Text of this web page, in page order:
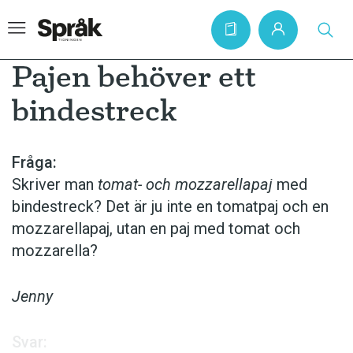
Artiklar
Krönikor
Språkfrågor
Skrivtips
Kviss
Pajen behöver ett
bindestreck
Fråga:
Skriver man tomat- och mozza­rellapaj med
binde­streck? Det är ju inte en tomatpaj och en
mozzarellapaj, utan en paj med tomat och
mozzarella?
Jenny